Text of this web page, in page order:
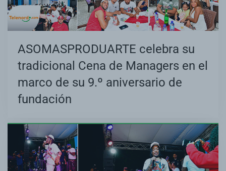
ASOMASPRODUARTE celebra su
tradicional Cena de Managers en el
marco de su 9.º aniversario de
fundación